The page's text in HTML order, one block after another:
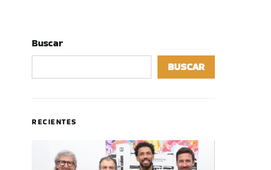
Buscar
BUSCAR
RECIENTES